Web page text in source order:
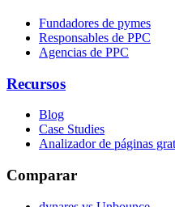
Fundadores de pymes
Responsables de PPC
Agencias de PPC
Recursos
Blog
Case Studies
Analizador de páginas
Comparar